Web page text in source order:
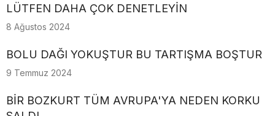
LÜTFEN DAHA ÇOK DENETLEYİN
8 Ağustos 2024
BOLU DAĞI YOKUŞTUR BU TARTIŞMA BOŞTUR
9 Temmuz 2024
BİR BOZKURT TÜM AVRUPA'YA NEDEN KORKU